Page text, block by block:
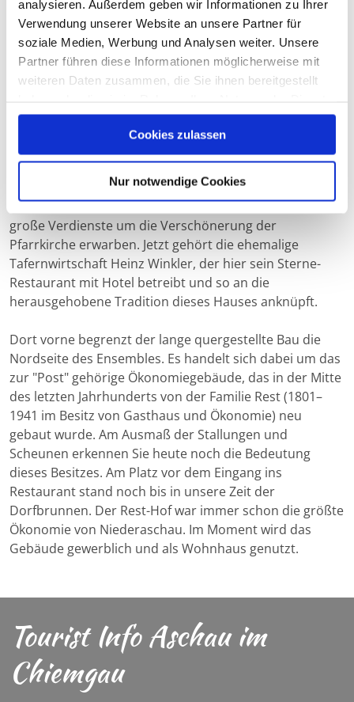
analysieren. Außerdem geben wir Informationen zu Ihrer
Verwendung unserer Website an unsere Partner für
soziale Medien, Werbung und Analysen weiter. Unsere
Partner führen diese Informationen möglicherweise mit
weiteren Daten zusammen, die Sie ihnen bereitgestellt
gesammelt haben.
Cookies zulassen
Nur notwendige Cookies
umgebaute ehemalige "Hotel Post". Bereits 1405 ist es
in den Archivalien als Wirtshaus erwähnt und auf einem
Stich von Michael Wening um 1700 nahezu in jetziger
Größe abgebildet. Aber erst 1856 bekam der Bau sein
Die bedeutendsten unter den Besitzern der Wirtschaft
samt Ökonomie waren seinerzeit der aus Tirol
stammende Eisenwerksherr von Pillersee, Thomas Mayr
und dessen Tochter Maria Anna, die das ganze Anwesen
im letzten Viertel des 17. Jhdt's. erneuerten und sich
große Verdienste um die Verschönerung der
Pfarrkirche erwarben. Jetzt gehört die ehemalige
Tafernwirtschaft Heinz Winkler, der hier sein Sterne-
Restaurant mit Hotel betreibt und so an die
herausgehobene Tradition dieses Hauses anknüpft.
Dort vorne begrenzt der lange quergestellte Bau die
Nordseite des Ensembles. Es handelt sich dabei um das
zur "Post" gehörige Ökonomiegebäude, das in der Mitte
des letzten Jahrhunderts von der Familie Rest (1801–
1941 im Besitz von Gasthaus und Ökonomie) neu
gebaut wurde. Am Ausmaß der Stallungen und
Scheunen erkennen Sie heute noch die Bedeutung
dieses Besitzes. Am Platz vor dem Eingang ins
Restaurant stand noch bis in unsere Zeit der
Dorfbrunnen. Der Rest-Hof war immer schon die größte
Ökonomie von Niederaschau. Im Moment wird das
Gebäude gewerblich und als Wohnhaus genutzt.
Tourist Info Aschau im
Chiemgau